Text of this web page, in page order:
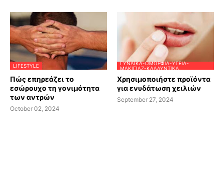
LIFESTYLE
Πώς επηρεάζει το
εσώρουχο τη γονιμότητα
των αντρών
October 02, 2024
ΓΥΝΑΊΚΑ-ΟΜΟΡΦΙΆ-ΥΓΕΊΑ-
ΜΑΚΙΓΙΆΖ-ΚΑΛΛΥΝΤΙΚΆ
Χρησιμοποιήστε προϊόντα
για ενυδάτωση χειλιών
September 27, 2024